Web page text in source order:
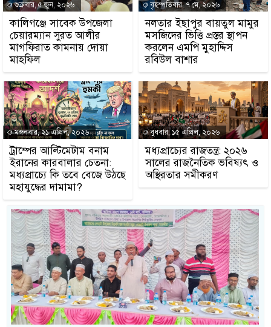
শুক্রবার, ৫ জুন, ২০২৬
কালিগঞ্জে সাবেক উপজেলা
চেয়ারম্যান সুরত আলীর
মাগফিরাত কামনায় দোয়া
মাহফিল
বৃহস্পতিবার, ৭ মে, ২০২৬
নলতার ইছাপুর বায়তুল মামুর
মসজিদের ভিত্তি প্রস্তর স্থাপন
করলেন এমপি মুহাদ্দিস
রবিউল বাশার
মঙ্গলবার, ২১ এপ্রিল, ২০২৬
ট্রাম্পের আল্টিমেটাম বনাম
ইরানের কারবালার চেতনা:
মধ্যপ্রাচ্যে কি তবে বেজে উঠছে
মহাযুদ্ধের দামামা?
বুধবার, ১৫ এপ্রিল, ২০২৬
মধ্যপ্রাচ্যের রাজতন্ত্র: ২০২৬
সালের রাজনৈতিক ভবিষ্যৎ ও
অস্থিরতার সমীকরণ